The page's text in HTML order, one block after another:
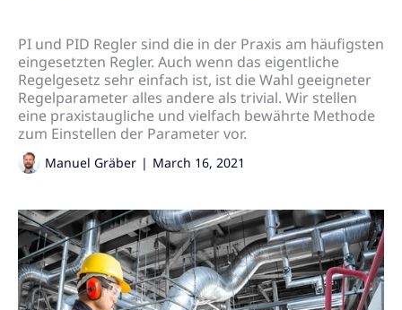
PI und PID Regler sind die in der Praxis am häufigsten
eingesetzten Regler. Auch wenn das eigentliche
Regelgesetz sehr einfach ist, ist die Wahl geeigneter
Regelparameter alles andere als trivial. Wir stellen
eine praxistaugliche und vielfach bewährte Methode
zum Einstellen der Parameter vor.
Manuel Gräber | March 16, 2021